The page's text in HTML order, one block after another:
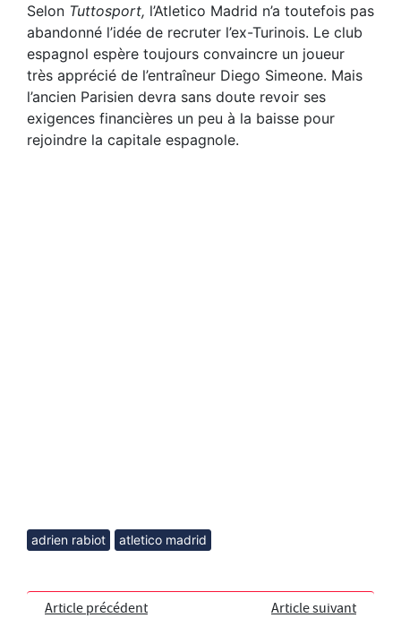
Selon Tuttosport, l’Atletico Madrid n’a toutefois pas
abandonné l’idée de recruter l’ex-Turinois. Le club
espagnol espère toujours convaincre un joueur
très apprécié de l’entraîneur Diego Simeone. Mais
l’ancien Parisien devra sans doute revoir ses
exigences financières un peu à la baisse pour
rejoindre la capitale espagnole.
adrien rabiot atletico madrid
Article précédent
Article suivant